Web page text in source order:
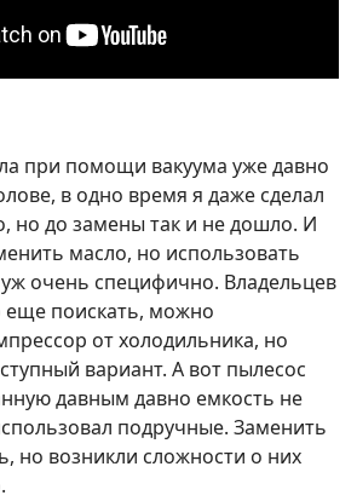
при помощи вакуума уже давно
в одно время я даже сделал
но до замены так и не дошло. И
масло, но использовать
очень специфично. Владельцев
еще поискать, можно
от холодильника, но
вариант. А вот пылесос
давным давно емкость не
подручные. Заменить
но возникли сложности о них